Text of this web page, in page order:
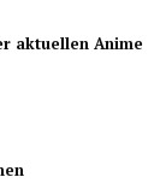
aktuellen Anime